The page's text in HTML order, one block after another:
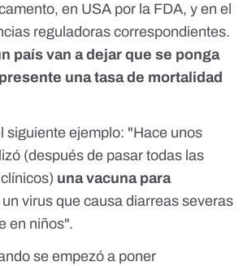
en USA por la FDA, y en el
reguladoras correspondientes.
país van a dejar que se ponga
una tasa de mortalidad
siguiente ejemplo: "Hace unos
(después de pasar todas las
una vacuna para
virus que causa diarreas severas
en niños".
se empezó a poner